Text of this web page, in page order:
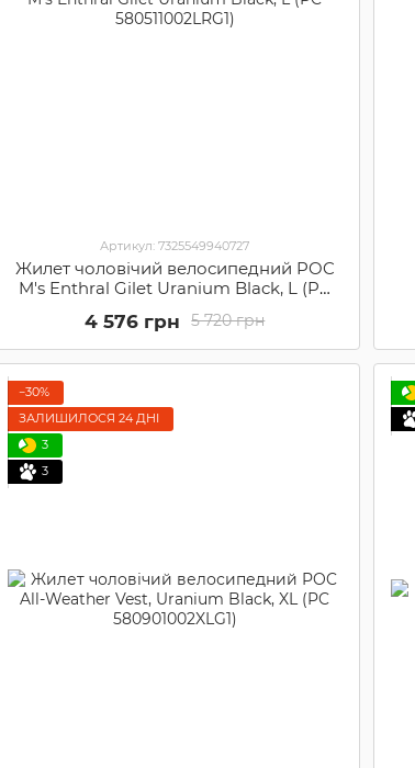
Артикул: 7325549940727
Жилет чоловічий велосипедний POC
M's Enthral Gilet Uranium Black, L (PC
5 720 грн
4 576 грн
−30%
ЗАЛИШИЛОСЯ 24 ДНІ
3
3